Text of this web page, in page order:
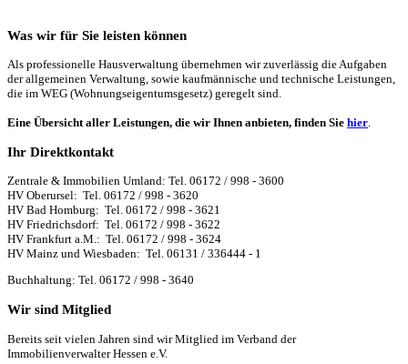
Was wir für Sie leisten können
Als professionelle Hausverwaltung übernehmen wir zuverlässig die Aufgaben
der allgemeinen Verwaltung, sowie kaufmännische und technische Leistungen,
die im WEG (Wohnungseigentumsgesetz) geregelt sind.
Eine Übersicht aller Leistungen, die wir Ihnen anbieten, finden Sie hier
Ihr Direktkontakt
Zentrale & Immobilien Umland: Tel. 06172 / 998 - 3600
HV Oberursel: Tel. 06172 / 998 - 3620
HV Bad Homburg: Tel. 06172 / 998 - 3621
HV Friedrichsdorf: Tel. 06172 / 998 - 3622
HV Frankfurt a.M.: Tel. 06172 / 998 - 3624
HV Mainz und Wiesbaden: Tel. 06131 / 336444 - 1
Buchhaltung: Tel. 06172 / 998 - 3640
Wir sind Mitglied
Bereits seit vielen Jahren sind wir Mitglied im Verband der
Immobilienverwalter Hessen e.V.